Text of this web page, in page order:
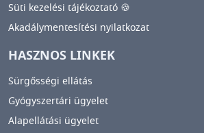
Süti kezelési tájékoztató 🍪
Akadálymentesítési nyilatkozat
HASZNOS LINKEK
Sürgősségi ellátás
Gyógyszertári ügyelet
Alapellátási ügyelet